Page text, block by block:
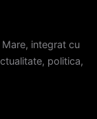
integrat cu
politica,